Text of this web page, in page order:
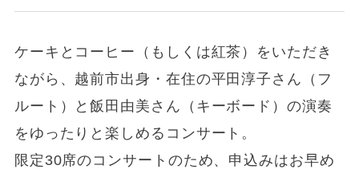
ケーキとコーヒー（もしくは紅茶）をいただき
ながら、越前市出身・在住の平田淳子さん（フ
ルート）と飯田由美さん（キーボード）の演奏
をゆったりと楽しめるコンサート。
限定30席のコンサートのため、申込みはお早め